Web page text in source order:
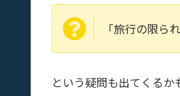
「旅行の限ら
という疑問も出てくるか